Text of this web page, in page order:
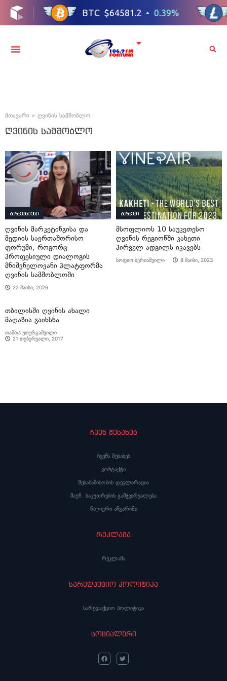
მთავარი » ღვინის სამშობლო
ღვინის სამშობლო
ბიზნესნიუსი
ღვინის მარკეტინგისა და
მედიის საერთაშორისო
ფორუმი, როგორც
პროფესიული დიალოგის
მნიშვნელოვანი პლატფორმა
ღვინის სამშობლოში
22 მაისი, 2026
ბიზნესი
მსოფლიოს 10 საუკეთესო
ღვინის რეგიონში კახეთი
პირველ ადგილს იკავებს
სოფიო ბერიაშვილი 8 მაისი, 2023
თბილისში ღვინის ახალი
მაღაზია გაიხსნა
თამთა უთურგაშვილი
21 თებერვალი, 2017
ჩვენ შესახებ
ჩვენს შესახებ
კონტაქტი
შესაბამისობის დეკლარაცია
მაუწ. საკუთრების გამჭვირვალება
წლიური ანგარიში
რეკლამა
რეკლამა
სარედაქციო პოლიტიკა
სარედაქციო პოლიტიკა
სოციალური